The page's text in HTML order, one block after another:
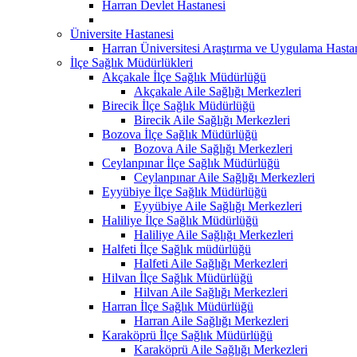
Harran Devlet Hastanesi
Üniversite Hastanesi
Harran Üniversitesi Araştırma ve Uygulama
İlçe Sağlık Müdürlükleri
Akçakale İlçe Sağlık Müdürlüğü
Akçakale Aile Sağlığı Merkezleri
Birecik İlçe Sağlık Müdürlüğü
Birecik Aile Sağlığı Merkezleri
Bozova İlçe Sağlık Müdürlüğü
Bozova Aile Sağlığı Merkezleri
Ceylanpınar İlçe Sağlık Müdürlüğü
Ceylanpınar Aile Sağlığı Merkezleri
Eyyübiye İlçe Sağlık Müdürlüğü
Eyyübiye Aile Sağlığı Merkezleri
Haliliye İlçe Sağlık Müdürlüğü
Haliliye Aile Sağlığı Merkezleri
Halfeti İlçe Sağlık müdürlüğü
Halfeti Aile Sağlığı Merkezleri
Hilvan İlçe Sağlık Müdürlüğü
Hilvan Aile Sağlığı Merkezleri
Harran İlçe Sağlık Müdürlüğü
Harran Aile Sağlığı Merkezleri
Karaköprü İlçe Sağlık Müdürlüğü
Karaköprü Aile Sağlığı Merkezleri